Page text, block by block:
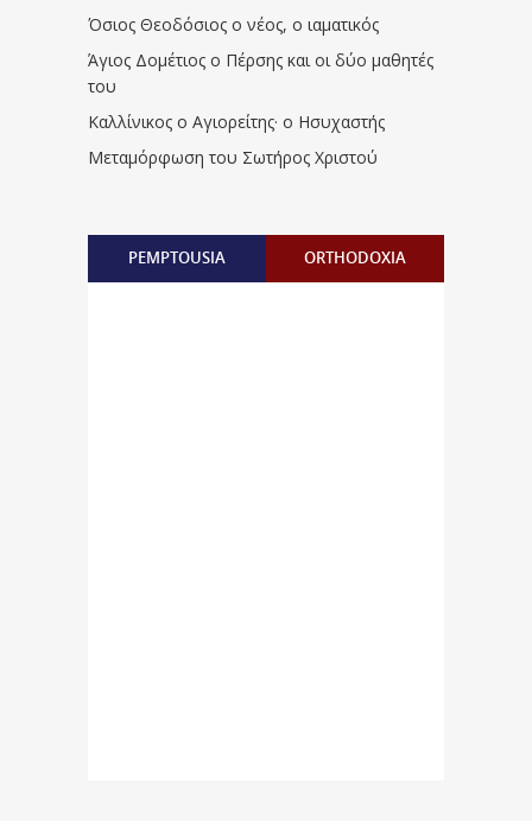
Όσιος Θεοδόσιος ο νέος, ο ιαματικός
Άγιος Δομέτιος ο Πέρσης και οι δύο μαθητές
του
Καλλίνικος ο Αγιορείτης · ο Ησυχαστής
Μεταμόρφωση του Σωτήρος Χριστού
PEMPTOUSIA ORTHODOXIA